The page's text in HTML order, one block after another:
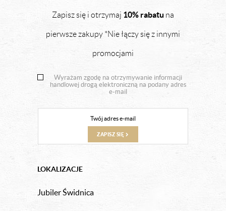
Zapisz się i otrzymaj 10% rabatu na
pierwsze zakupy *Nie łączy się z innymi
promocjami
Wyrażam zgodę na otrzymywanie informacji
handlowej drogą elektroniczną na podany adres
e-mail
ZAPISZ SIĘ
LOKALIZACJE
Jubiler Świdnica